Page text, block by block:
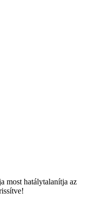
most hatálytalanítja az